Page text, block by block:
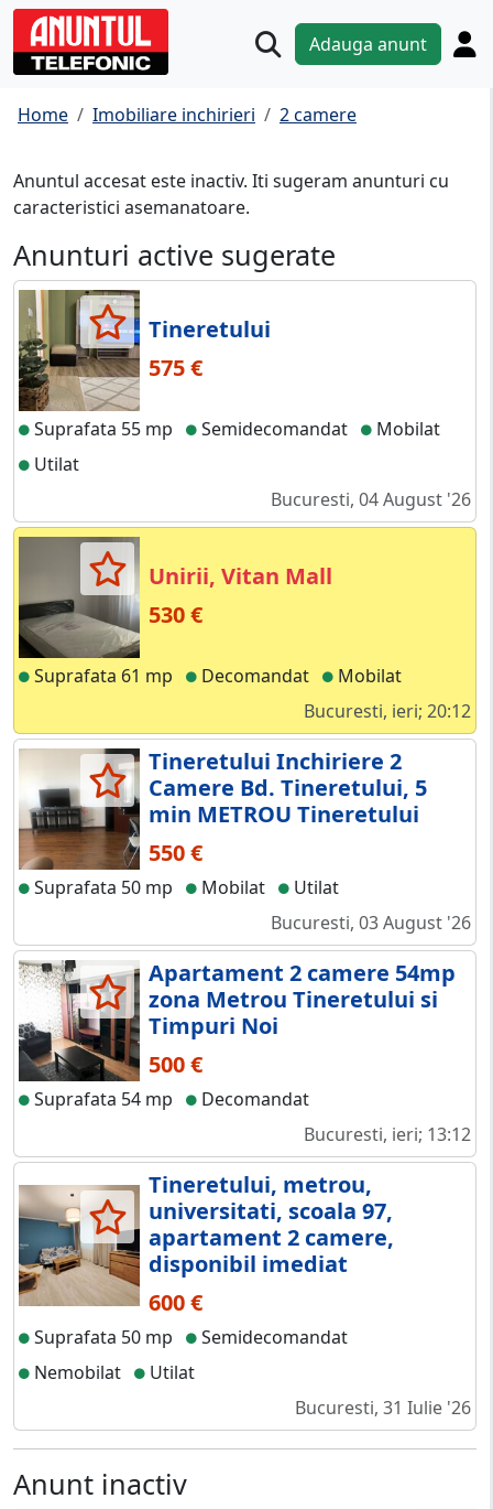
Adauga anunt
Home Imobiliare inchirieri 2 camere
Anuntul accesat este inactiv. Iti sugeram anunturi cu
caracteristici asemanatoare.
Anunturi active sugerate
Tineretului
575 €
Suprafata 55 mp Semidecomandat
Mobilat
Utilat
Bucuresti, 04 August '26
Unirii, Vitan Mall
530 €
Suprafata 61 mp Decomandat
Mobilat
Bucuresti, ieri; 20:12
Tineretului Inchiriere 2
Camere Bd. Tineretului, 5
min METROU Tineretului
550 €
Suprafata 50 mp Mobilat
Utilat
Bucuresti, 03 August '26
Apartament 2 camere 54mp
zona Metrou Tineretului si
Timpuri Noi
500 €
Suprafata 54 mp
Decomandat
Bucuresti, ieri; 13:12
Tineretului, metrou,
universitati, scoala 97,
apartament 2 camere,
disponibil imediat
600 €
Suprafata 50 mp
Semidecomandat
Nemobilat
Utilat
Bucuresti, 31 Iulie '26
Anunt inactiv